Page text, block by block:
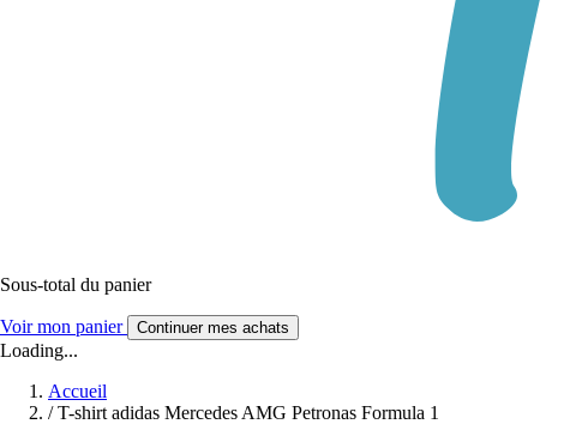
Sous-total du panier
Voir mon panier Continuer mes achats
Loading...
Accueil
/ T-shirt adidas Mercedes AMG Petronas Formula 1